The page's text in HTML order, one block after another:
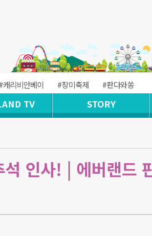
캐리비안베이 #장미축제 #판다와쏭
TV STORY
인사! | 에버랜드